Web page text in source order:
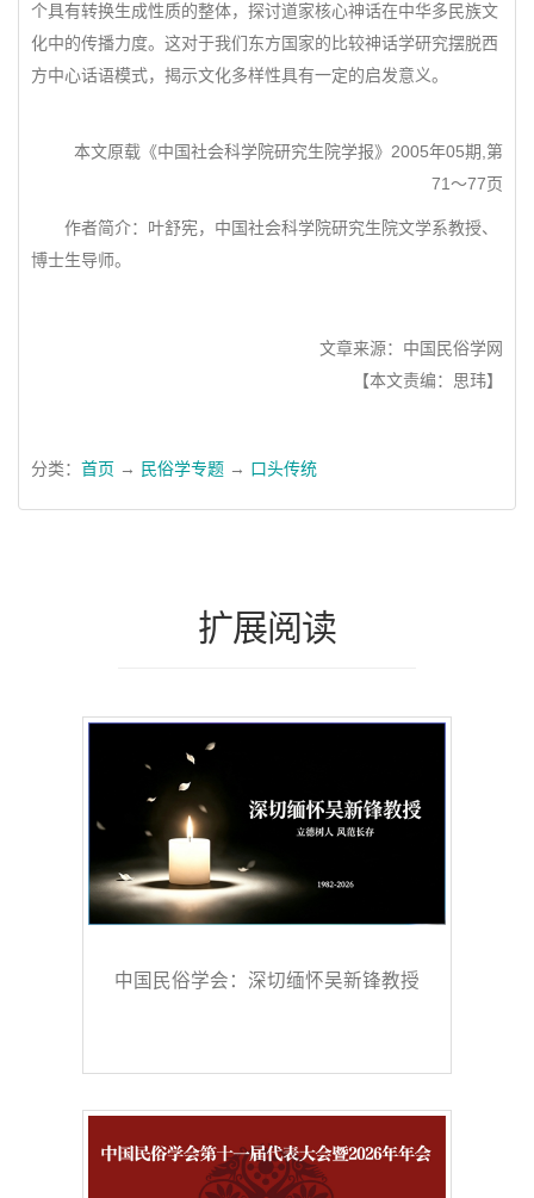
个具有转换生成性质的整体，探讨道家核心神话在中华多民族文
化中的传播力度。这对于我们东方国家的比较神话学研究摆脱西
方中心话语模式，揭示文化多样性具有一定的启发意义。
本文原载《中国社会科学院研究生院学报》2005年05期,第
71～77页
作者简介：叶舒宪，中国社会科学院研究生院文学系教授、
博士生导师。
文章来源：中国民俗学网
【本文责编：思玮】
分类： 首页 → 民俗学专题 → 口头传统
扩展阅读
中国民俗学会：深切缅怀吴新锋教授